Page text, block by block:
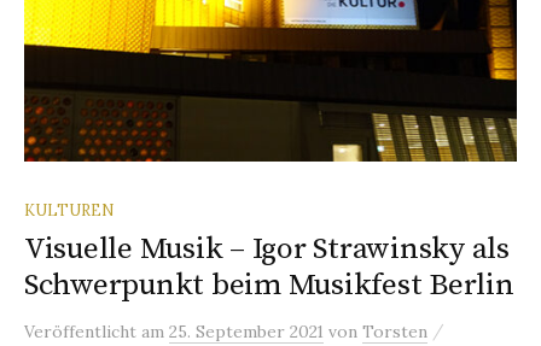
KULTUREN
Visuelle Musik – Igor Strawinsky als
Schwerpunkt beim Musikfest Berlin
Veröffentlicht am 25. September 2021 von Torsten /